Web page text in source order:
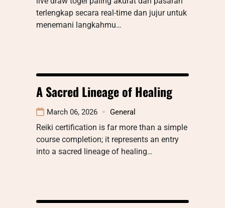
terlengkap secara real-time dan jujur untuk
menemani langkahmu…
A Sacred Lineage of Healing
March 06, 2026 General
Reiki certification is far more than a simple
course completion; it represents an entry
into a sacred lineage of healing…